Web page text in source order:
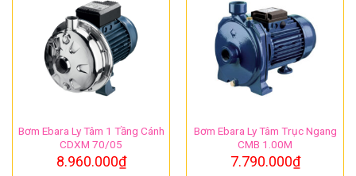
Bơm Ebara Ly Tâm 1 Tầng Cánh
CDXM 70/05
8.960.000₫
Bơm Ebara Ly Tâm Trục Ngang
CMB 1.00M
7.790.000₫